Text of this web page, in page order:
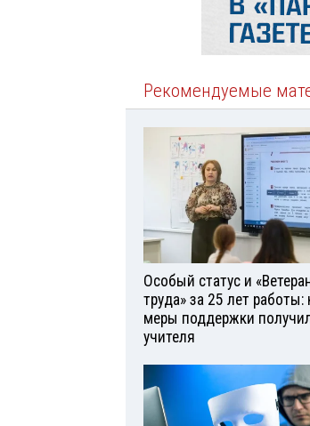
Рекомендуемые
Особый статус и
труда» за 25 лет работы:
меры поддержки
учителя